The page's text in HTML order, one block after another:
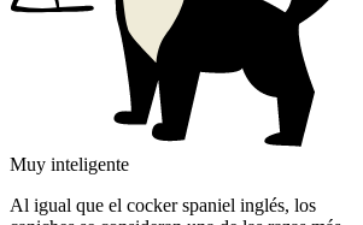
Muy inteligente
Al igual que el cocker spaniel inglés, los